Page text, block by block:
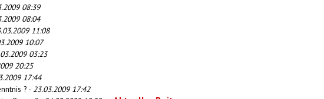
08:39
08:04
11:08
10:07
03:23
20:25
17:44
? - 23.03.2009 17:42